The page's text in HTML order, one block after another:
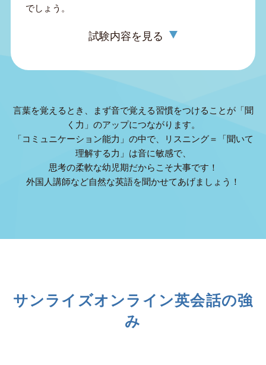
でしょう。
試験内容を見る
言葉を覚えるとき、まず音で覚える習慣をつけることが「聞
く力」のアップにつながります。
「コミュニケーション能力」の中で、リスニング＝「聞いて
理解する力」は音に敏感で、
思考の柔軟な幼児期だからこそ大事です！
外国人講師など自然な英語を聞かせてあげましょう！
サンライズオンライン英会話の強
み